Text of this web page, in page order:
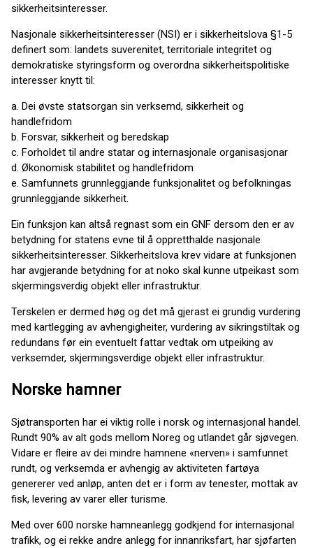
sikkerheitsinteresser.
Nasjonale sikkerheitsinteresser (NSI) er i sikkerheitslova §1-5
definert som: landets suverenitet, territoriale integritet og
demokratiske styringsform og overordna sikkerheitspolitiske
interesser knytt til:
a. Dei øvste statsorgan sin verksemd, sikkerheit og
handlefridom
b. Forsvar, sikkerheit og beredskap
c. Forholdet til andre statar og internasjonale organisasjonar
d. Økonomisk stabilitet og handlefridom
e. Samfunnets grunnleggjande funksjonalitet og befolkningas
grunnleggjande sikkerheit.
Ein funksjon kan altså regnast som ein GNF dersom den er av
betydning for statens evne til å oppretthalde nasjonale
sikkerheitsinteresser. Sikkerheitslova krev vidare at funksjonen
har avgjerande betydning for at noko skal kunne utpeikast som
skjermingsverdig objekt eller infrastruktur.
Terskelen er dermed høg og det må gjerast ei grundig vurdering
med kartlegging av avhengigheiter, vurdering av sikringstiltak og
redundans før ein eventuelt fattar vedtak om utpeiking av
verksemder, skjermingsverdige objekt eller infrastruktur.
Norske hamner
Sjøtransporten har ei viktig rolle i norsk og internasjonal handel.
Rundt 90% av alt gods mellom Noreg og utlandet går sjøvegen.
Vidare er fleire av dei mindre hamnene «nerven» i samfunnet
rundt, og verksemda er avhengig av aktiviteten fartøya
genererer ved anløp, anten det er i form av tenester, mottak av
fisk, levering av varer eller turisme.
Med over 600 norske hamneanlegg godkjend for internasjonal
trafikk, og ei rekke andre anlegg for innanriksfart, har sjøfarten